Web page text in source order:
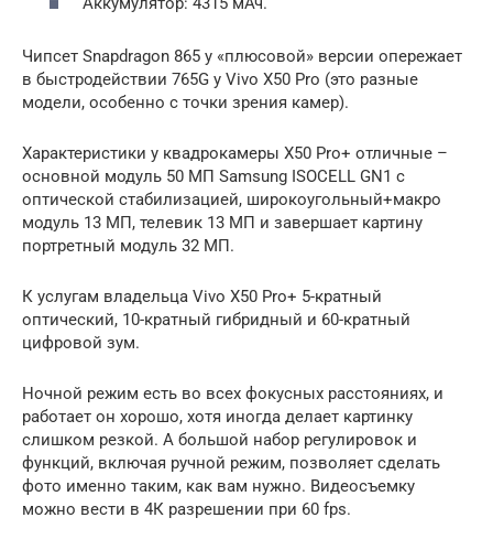
Чипсет Snapdragon 865 у «плюсовой» версии опережает
в быстродействии 765G у Vivo X50 Pro (это разные
модели, особенно с точки зрения камер).
Характеристики у квадрокамеры X50 Pro+ отличные –
основной модуль 50 МП Samsung ISOCELL GN1 с
оптической стабилизацией, широкоугольный+макро
модуль 13 МП, телевик 13 МП и завершает картину
портретный модуль 32 МП.
К услугам владельца Vivo X50 Pro+ 5-кратный
оптический, 10-кратный гибридный и 60-кратный
цифровой зум.
Ночной режим есть во всех фокусных расстояниях, и
работает он хорошо, хотя иногда делает картинку
слишком резкой. А большой набор регулировок и
функций, включая ручной режим, позволяет сделать
фото именно таким, как вам нужно. Видеосъемку
можно вести в 4К разрешении при 60 fps.